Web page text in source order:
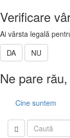
Verificare
Ai vârsta legală
DA
NU
Ne pare
Cine suntem